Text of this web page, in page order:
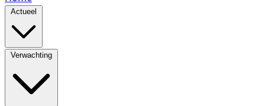
Actueel
Verwachting